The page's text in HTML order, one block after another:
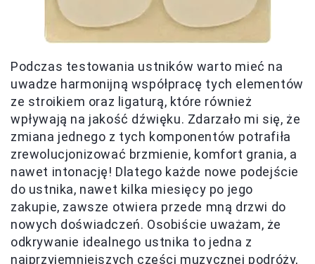
Podczas testowania ustników warto mieć na
uwadze harmonijną współpracę tych elementów
ze stroikiem oraz ligaturą, które również
wpływają na jakość dźwięku. Zdarzało mi się, że
zmiana jednego z tych komponentów potrafiła
zrewolucjonizować brzmienie, komfort grania, a
nawet intonację! Dlatego każde nowe podejście
do ustnika, nawet kilka miesięcy po jego
zakupie, zawsze otwiera przede mną drzwi do
nowych doświadczeń. Osobiście uważam, że
odkrywanie idealnego ustnika to jedna z
najprzyjemniejszych części muzycznej podróży,